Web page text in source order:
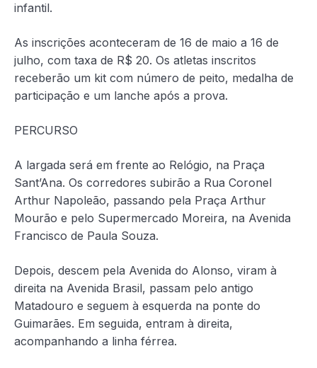
infantil.
As inscrições aconteceram de 16 de maio a 16 de
julho, com taxa de R$ 20. Os atletas inscritos
receberão um kit com número de peito, medalha de
participação e um lanche após a prova.
PERCURSO
A largada será em frente ao Relógio, na Praça
Sant’Ana. Os corredores subirão a Rua Coronel
Arthur Napoleão, passando pela Praça Arthur
Mourão e pelo Supermercado Moreira, na Avenida
Francisco de Paula Souza.
Depois, descem pela Avenida do Alonso, viram à
direita na Avenida Brasil, passam pelo antigo
Matadouro e seguem à esquerda na ponte do
Guimarães. Em seguida, entram à direita,
acompanhando a linha férrea.